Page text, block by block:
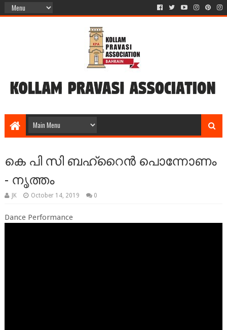
കെ പി സി ബഹ്‌റൈൻ പൊന്നോണം
- നൃത്തം
JK October 14, 2019 0
Dance Performance